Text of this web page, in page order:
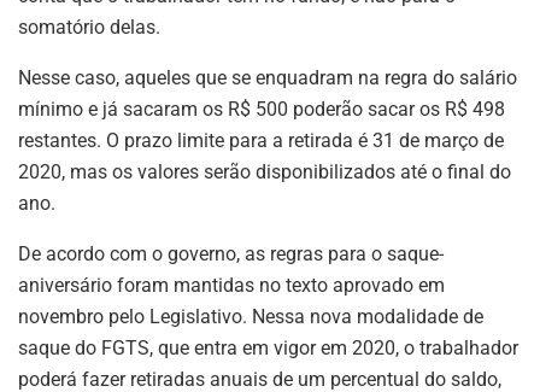
somatório delas.
Nesse caso, aqueles que se enquadram na regra do salário
mínimo e já sacaram os R$ 500 poderão sacar os R$ 498
restantes. O prazo limite para a retirada é 31 de março de
2020, mas os valores serão disponibilizados até o final do
ano.
De acordo com o governo, as regras para o saque-
aniversário foram mantidas no texto aprovado em
novembro pelo Legislativo. Nessa nova modalidade de
saque do FGTS, que entra em vigor em 2020, o trabalhador
poderá fazer retiradas anuais de um percentual do saldo,